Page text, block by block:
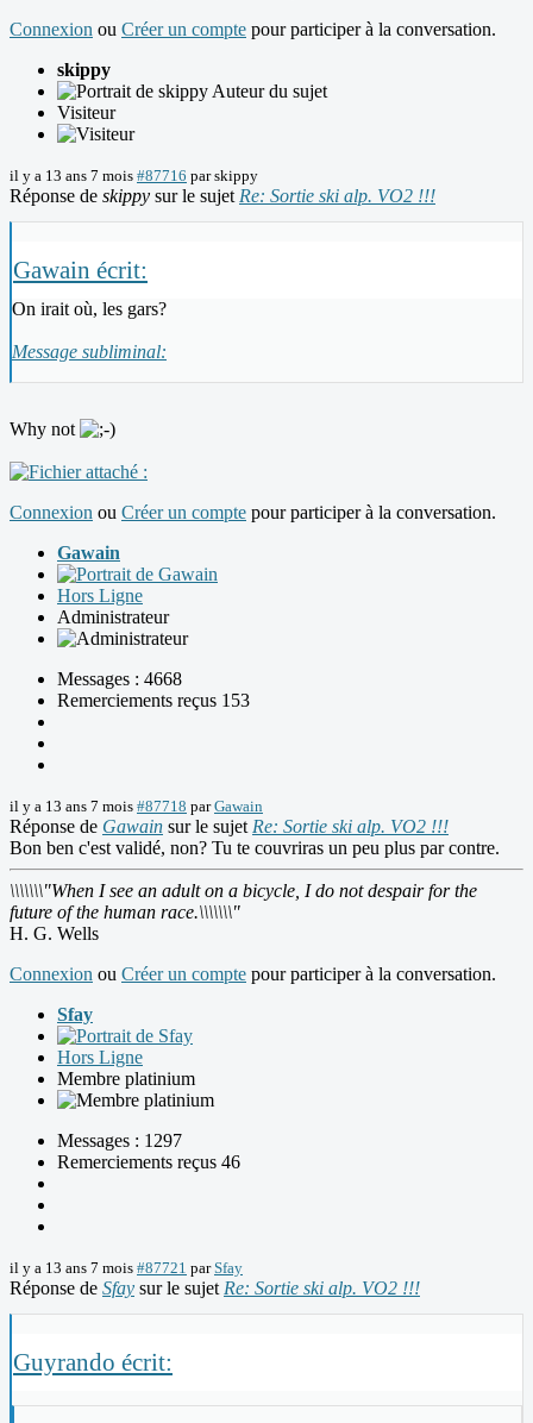
Connexion ou Créer un compte pour participer à la conversation.
skippy
Auteur du sujet
Visiteur
il y a 13 ans 7 mois #87716 parskippy
Réponse de skippy sur le sujet Re: Sortie ski alp. VO2 !!!
Gawain écrit:
On irait où, les gars?
Message subliminal:
Why not
Connexion ou Créer un compte pour participer à la conversation.
Gawain
Hors Ligne
Administrateur
Messages : 4668
Remerciements reçus 153
il y a 13 ans 7 mois #87718 parGawain
Réponse de Gawain sur le sujet Re: Sortie ski alp. VO2 !!!
Bon ben c'est validé, non? Tu te couvriras un peu plus par contre.
\\\\\\\"When I see an adult on a bicycle, I do not despair for the
future of the human race.\\\\\\\"
H. G. Wells
Connexion ou Créer un compte pour participer à la conversation.
Sfay
Hors Ligne
Membre platinium
Messages : 1297
Remerciements reçus 46
il y a 13 ans 7 mois #87721 parSfay
Réponse de Sfay sur le sujet Re: Sortie ski alp. VO2 !!!
Guyrando écrit: